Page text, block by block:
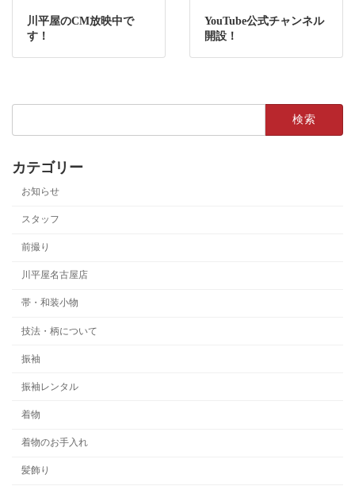
川平屋のCM放映中で
す！
YouTube公式チャンネル
開設！
カテゴリー
お知らせ
スタッフ
前撮り
川平屋名古屋店
帯・和装小物
技法・柄について
振袖
振袖レンタル
着物
着物のお手入れ
髪飾り